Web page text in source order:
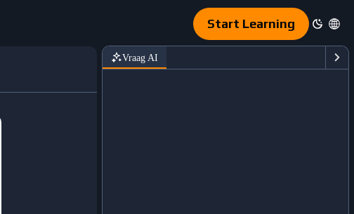
Start Learning
Vraag AI